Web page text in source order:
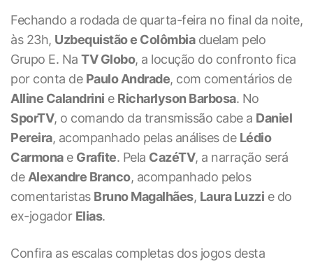
Fechando a rodada de quarta-feira no final da noite,
às 23h, Uzbequistão e Colômbiaduelam pelo
Grupo E. Na TV Globo, a locução do confronto fica
por conta de Paulo Andrade, com comentários de
Alline Calandrini e Richarlyson Barbosa. No
SporTV, o comando da transmissão cabe a Daniel
Pereira, acompanhado pelas análises de Lédio
Carmonae Grafite. Pela CazéTV, a narração será
de Alexandre Branco, acompanhado pelos
comentaristas Bruno Magalhães, Laura Luzzi e do
ex-jogador Elias.
Confira as escalas completas dos jogos desta